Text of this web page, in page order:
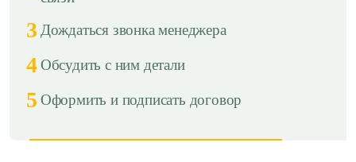
3 Дождаться звонка менеджера
4 Обсудить с ним детали
5 Оформить и подписать договор